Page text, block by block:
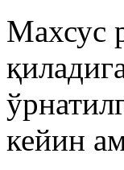
Махсус
кейин